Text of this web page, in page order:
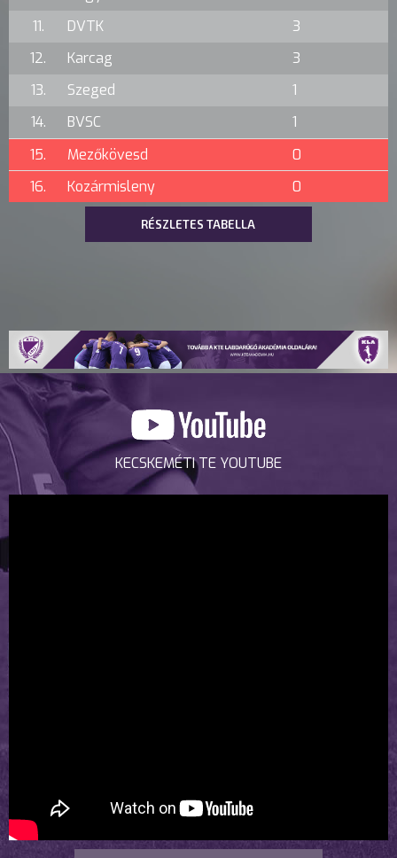
11.
DVTK
3
12.
Karcag
3
13.
Szeged
1
14.
BVSC
1
15.
Mezőkövesd
0
16.
Kozármisleny 0
RÉSZLETES TABELLA
KECSKEMÉTI TE YOUTUBE